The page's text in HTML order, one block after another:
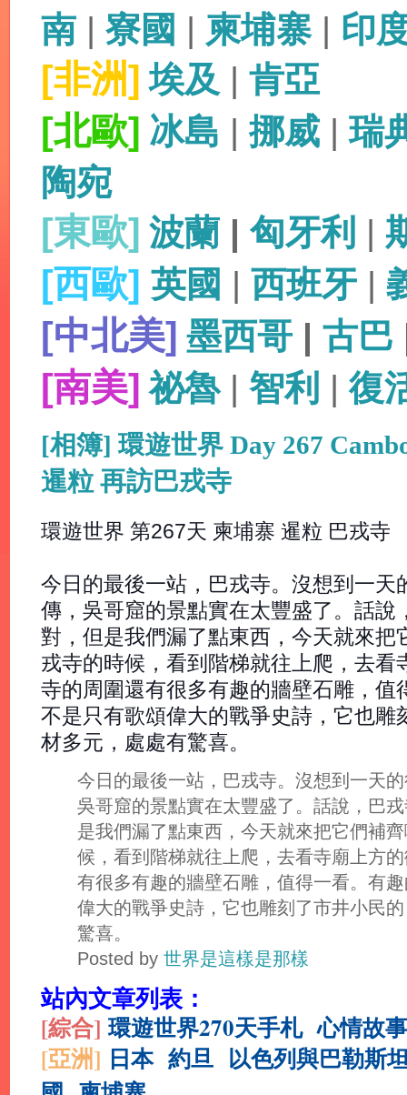
南 | 寮國 | 柬埔寨| 印
[非洲] 埃及 | 肯亞
[北歐] 冰島 |挪威 |瑞
陶宛
[東歐] 波蘭 | 匈牙利 |
[西歐] 英國 | 西班牙 |
[中北美] 墨西哥 | 古巴
[南美] 祕魯| 智利 |復
[相簿] 環遊世界 Day 267
暹粒 再訪巴戎寺
環遊世界 第267天 柬埔寨 暹粒 巴戎寺
今日的最後一站，巴戎寺。沒想到一天
傳，吳哥窟的景點實在太豐盛了。話說
對，但是我們漏了點東西，今天就來把
戎寺的時候，看到階梯就往上爬，去
寺的周圍還有很多有趣的牆壁石雕，值
不是只有歌頌偉大的戰爭史詩，它也雕
材多元，處處有驚喜。
今日的最後一站，巴戎寺。沒想到一天
吳哥窟的景點實在太豐盛了。話說，巴
是我們漏了點東西，今天就來把它們補
候，看到階梯就往上爬，去看寺廟上方
有很多有趣的牆壁石雕，值得一看。有
偉大的戰爭史詩，它也雕刻了市井小民
驚喜。
Posted by 世界是這樣是那樣
站內文章列表：
[綜合] 環遊世界270天手札 心情故事
[亞洲] 日本 約旦 以色列與巴勒斯